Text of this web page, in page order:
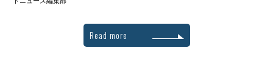
Read more